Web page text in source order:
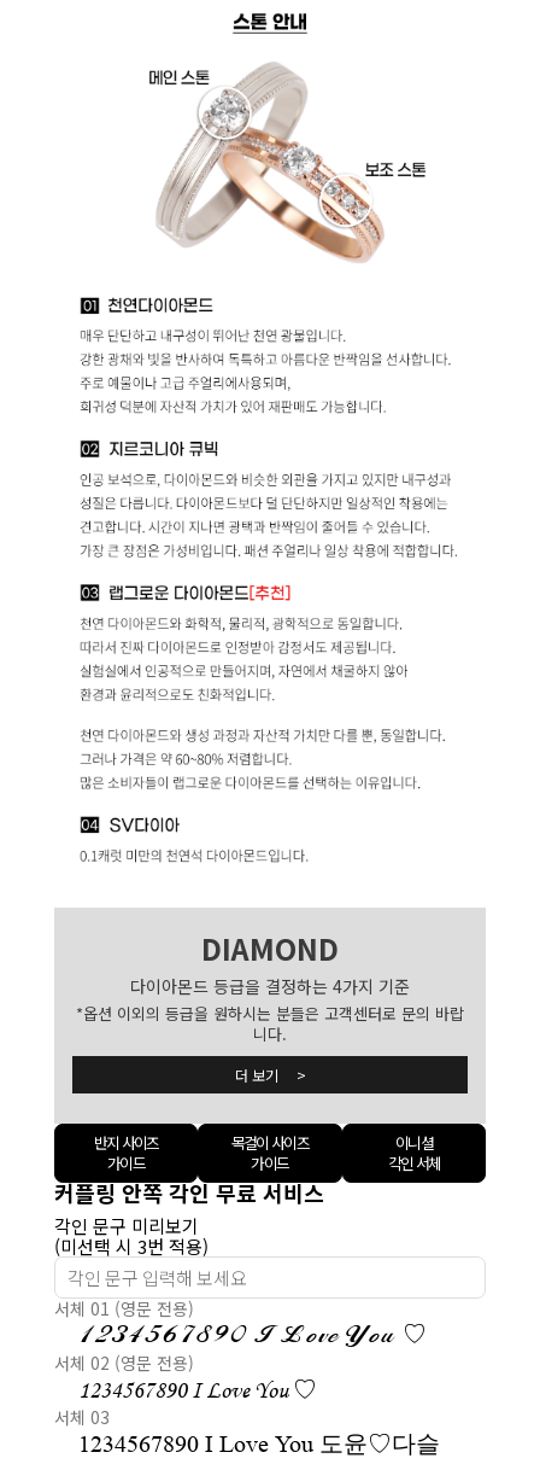
DIAMOND
다이아몬드 등급을 결정하는 4가지 기준
*옵션 이외의 등급을 원하시는 분들은 고객센터로 문의 바랍
니다.
더 보기 >
반지 사이즈
가이드
목걸이 사이즈
가이드
이니셜
각인 서체
커플링 안쪽 각인 무료 서비스
각인 문구 미리보기
(미선택 시 3번 적용)
서체 01 (영문 전용)
1234567890 I Love You ♡
서체 02 (영문 전용)
1234567890 I Love You ♡
서체 03
1234567890 I Love You 도윤♡다슬